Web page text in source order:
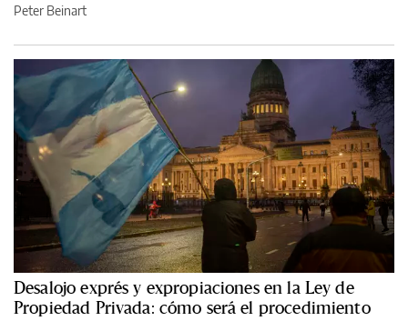
Peter Beinart
Desalojo exprés y expropiaciones en la Ley de
Propiedad Privada: cómo será el procedimiento